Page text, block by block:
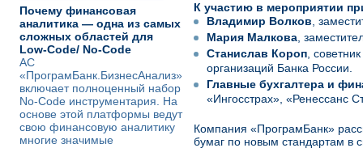
Почему финансовая
аналитика — одна из самых
сложных областей для
Low-Code/ No-Code
АС
«ПрограмБанк.БизнесАнализ»
включает полноценный набор
No-Code инструментария. На
основе этой платформы ведут
свою финансовую аналитику
многие значимые
К участию в мероприятии
Владимир Волков ,
Мария Малкова,
Станислав Короп,
организаций Банка России.
Главные бухгалтера и
«Ингосстрах», «Ренессанс
Компания «ПрограмБанк»
бумаг по новым стандартам в